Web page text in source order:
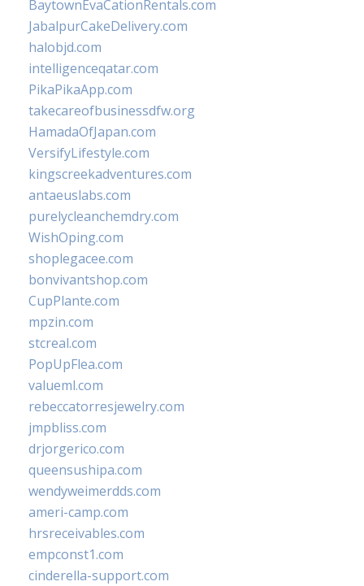
BaytownEvaCationRentals.com
JabalpurCakeDelivery.com
halobjd.com
intelligenceqatar.com
PikaPikaApp.com
takecareofbusinessdfw.org
HamadaOfJapan.com
VersifyLifestyle.com
kingscreekadventures.com
antaeuslabs.com
purelycleanchemdry.com
WishOping.com
shoplegacee.com
bonvivantshop.com
CupPlante.com
mpzin.com
stcreal.com
PopUpFlea.com
valueml.com
rebeccatorresjewelry.com
jmpbliss.com
drjorgerico.com
queensushipa.com
wendyweimerdds.com
ameri-camp.com
hrsreceivables.com
empconst1.com
cinderella-support.com